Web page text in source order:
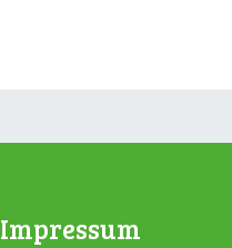
Impressum